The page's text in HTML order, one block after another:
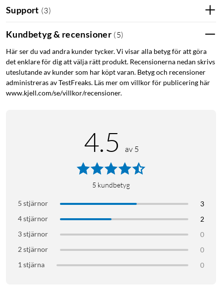
Support (3)
Kundbetyg & recensioner (5)
Här ser du vad andra kunder tycker. Vi visar alla betyg för att göra
det enklare för dig att välja rätt produkt. Recensionerna nedan skrivs
uteslutande av kunder som har köpt varan. Betyg och recensioner
administreras av TestFreaks. Läs mer om villkor för publicering här
www.kjell.com/se/villkor/recensioner.
4.5 av 5
5 kundbetyg
5 stjärnor
3
4 stjärnor
2
3 stjärnor
0
2 stjärnor
0
1 stjärna
0